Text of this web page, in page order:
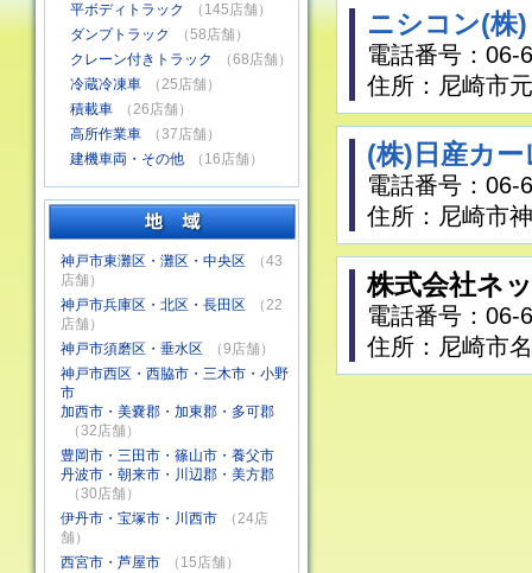
平ボディトラック
（145店舗）
ダンプトラック
（58店舗）
クレーン付きトラック
（68店舗）
冷蔵冷凍車
（25店舗）
積載車
（26店舗）
高所作業車
（37店舗）
建機車両・その他
（16店舗）
神戸市東灘区・灘区・中央区
（43
店舗）
神戸市兵庫区・北区・長田区
（22
店舗）
神戸市須磨区・垂水区
（9店舗）
神戸市西区・西脇市・三木市・小野
市
加西市・美嚢郡・加東郡・多可郡
（32店舗）
豊岡市・三田市・篠山市・養父市
丹波市・朝来市・川辺郡・美方郡
（30店舗）
伊丹市・宝塚市・川西市
（24店
舗）
西宮市・芦屋市
（15店舗）
ニシコン(
電話番号：06-
住所：尼崎市
(株)日産カ
電話番号：06-
住所：尼崎市
株式会社ネ
電話番号：06-
住所：尼崎市